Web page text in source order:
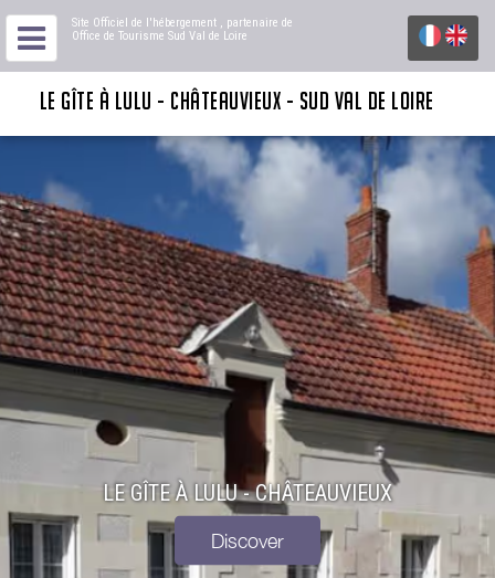
Site Officiel de l'hébergement , partenaire de
Office de Tourisme Sud Val de Loire
LE GÎTE À LULU - CHÂTEAUVIEUX - SUD VAL DE LOIRE
LE GÎTE À LULU - CHÂTEAUVIEUX
Discover